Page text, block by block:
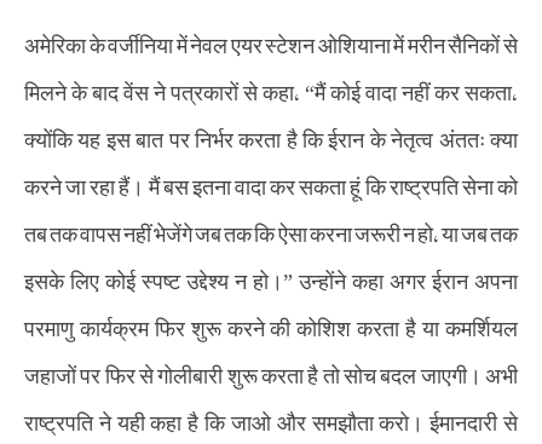
अमेरिका के वर्जीनिया में नेवल एयर स्टेशन ओशियाना में मरीन सैनिकों से
मिलने के बाद वेंस ने पत्रकारों से कहा, “मैं कोई वादा नहीं कर सकता,
क्योंकि यह इस बात पर निर्भर करता है कि ईरान के नेतृत्व अंततः क्या
करने जा रहा हैं। मैं बस इतना वादा कर सकता हूं कि राष्ट्रपति सेना को
तब तक वापस नहीं भेजेंगे जब तक कि ऐसा करना जरूरी न हो, या जब तक
इसके लिए कोई स्पष्ट उद्देश्य न हो।” उन्होंने कहा अगर ईरान अपना
परमाणु कार्यक्रम फिर शुरू करने की कोशिश करता है या कमर्शियल
जहाजों पर फिर से गोलीबारी शुरू करता है तो सोच बदल जाएगी। अभी
राष्ट्रपति ने यही कहा है कि जाओ और समझौता करो। ईमानदारी से